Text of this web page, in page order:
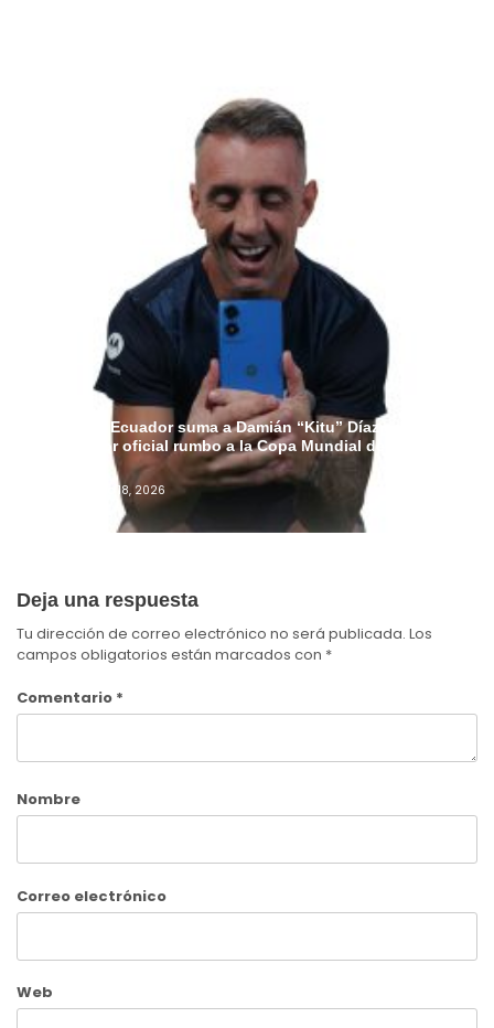
Motorola Ecuador suma a Damián “Kitu” Díaz como
embajador oficial rumbo a la Copa Mundial de la FIFA
Junio 18, 2026
Deja una respuesta
Tu dirección de correo electrónico no será publicada. Los
campos obligatorios están marcados con *
Comentario *
Nombre
Correo electrónico
Web